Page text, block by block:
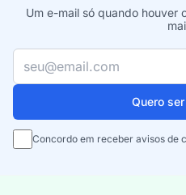
Um e-mail só quando houver
Quero
Concordo em receber avisos de